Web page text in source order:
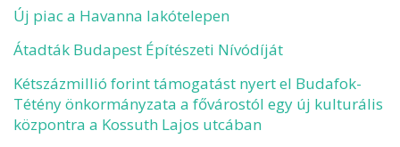
Új piac a Havanna lakótelepen
Átadták Budapest Építészeti Nívódíját
Kétszázmillió forint támogatást nyert el Budafok-
Tétény önkormányzata a fővárostól egy új kulturális
központra a Kossuth Lajos utcában